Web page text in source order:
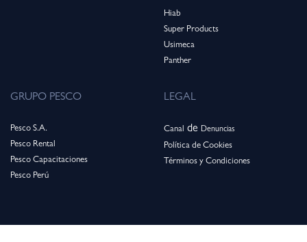
Hiab
Super Products
Usimeca
Panther
GRUPO PESCO
Pesco S.A.
Pesco Rental
Pesco Capacitaciones
Pesco Perú
LEGAL
Canal de Denuncias
Política de Cookies
Términos y Condiciones